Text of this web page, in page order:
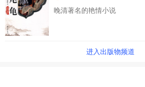
晚清著名的艳情小说
进入出版物频道